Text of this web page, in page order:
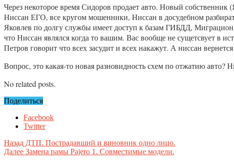
Через некоторое время Сидоров продает авто. Новый собственник
Ниссан ЕГО, все кругом мошенники, Ниссан в досудебном
Яковлев по долгу службы имеет доступ к базам ГИБДД,
что Ниссан являлся когда то вашим. Вас вообще не сущетсвует в
Петров говорит что всех засудит и всех накажут. А ниссан
Вопрос, это какая-то новая разновидность схем по отжатию авто?
No related posts.
Поделиться
Facebook
Twitter
Назад ДТП. Пострадавший и виновник одно лицо.
Далее Замена рамы Pajero 1. Совместимые модели.